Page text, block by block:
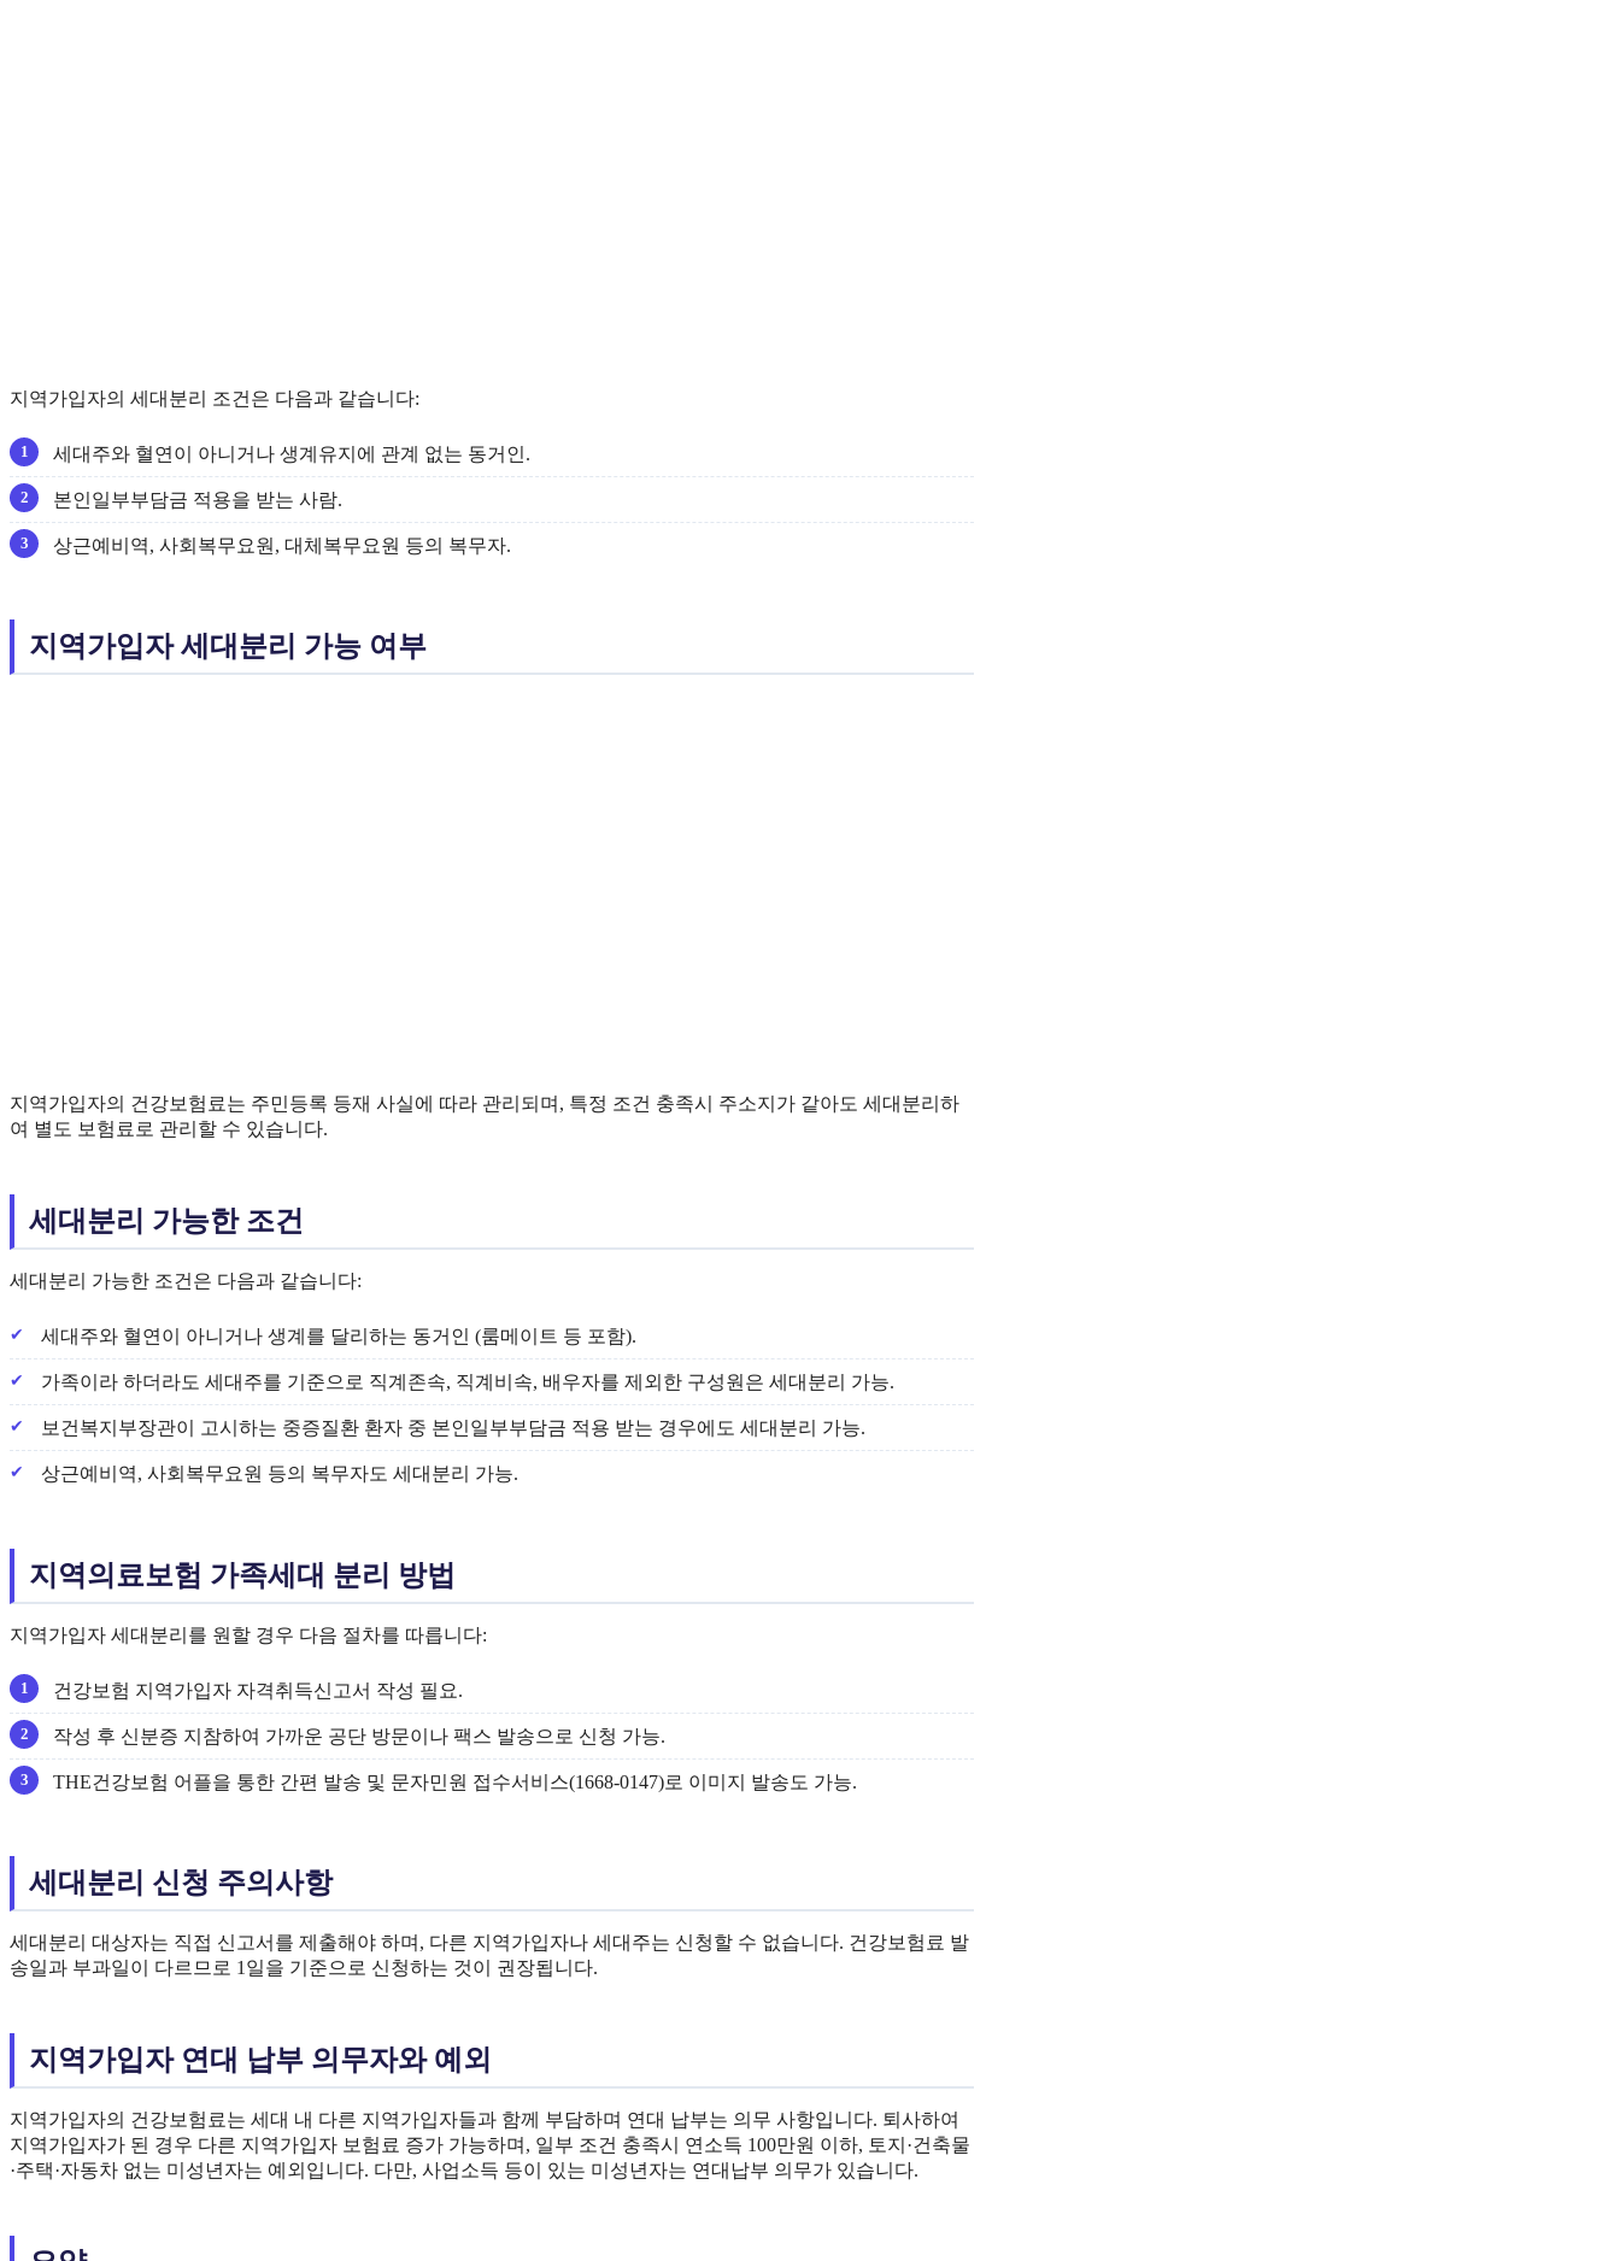
지역가입자의 세대분리 조건은 다음과 같습니다:
세대주와 혈연이 아니거나 생계유지에 관계 없는 동거인.
본인일부부담금 적용을 받는 사람.
상근예비역, 사회복무요원, 대체복무요원 등의 복무자.
지역가입자 세대분리 가능 여부
지역가입자의 건강보험료는 주민등록 등재 사실에 따라 관리되며, 특정 조건 충족시 주소지가 같아도 세대분리하
여 별도 보험료로 관리할 수 있습니다.
세대분리 가능한 조건
세대분리 가능한 조건은 다음과 같습니다:
세대주와 혈연이 아니거나 생계를 달리하는 동거인 (룸메이트 등 포함).
가족이라 하더라도 세대주를 기준으로 직계존속, 직계비속, 배우자를 제외한 구성원은 세대분리 가능.
보건복지부장관이 고시하는 중증질환 환자 중 본인일부부담금 적용 받는 경우에도 세대분리 가능.
상근예비역, 사회복무요원 등의 복무자도 세대분리 가능.
지역의료보험 가족세대 분리 방법
지역가입자 세대분리를 원할 경우 다음 절차를 따릅니다:
건강보험 지역가입자 자격취득신고서 작성 필요.
작성 후 신분증 지참하여 가까운 공단 방문이나 팩스 발송으로 신청 가능.
THE건강보험 어플을 통한 간편 발송 및 문자민원 접수서비스(1668-0147)로 이미지 발송도 가능.
세대분리 신청 주의사항
세대분리 대상자는 직접 신고서를 제출해야 하며, 다른 지역가입자나 세대주는 신청할 수 없습니다. 건강보험료 발
송일과 부과일이 다르므로 1일을 기준으로 신청하는 것이 권장됩니다.
지역가입자 연대 납부 의무자와 예외
지역가입자의 건강보험료는 세대 내 다른 지역가입자들과 함께 부담하며 연대 납부는 의무 사항입니다. 퇴사하여
지역가입자가 된 경우 다른 지역가입자 보험료 증가 가능하며, 일부 조건 충족시 연소득 100만원 이하, 토지·건축물
·주택·자동차 없는 미성년자는 예외입니다. 다만, 사업소득 등이 있는 미성년자는 연대납부 의무가 있습니다.